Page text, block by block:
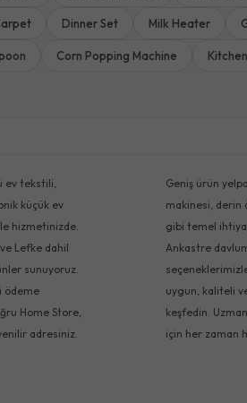
Dinner Set Milk Heater
Corn Popping Machine
ev tekstili,
küçük ev
hizmetinizde.
Lefke dahil
sunuyoruz.
ödeme
Home Store,
adresiniz.
Geniş ürün
makinesi, derin
gibi temel
Ankastre
uygun, kaliteli
keşfedin.
için her zaman